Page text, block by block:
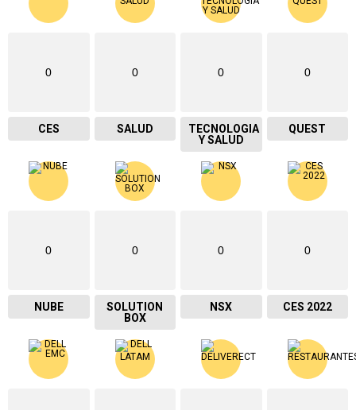
0
CES
0
SALUD
0
TECNOLOGIA
Y SALUD
0
QUEST
0
NUBE
0
SOLUTION
BOX
0
NSX
0
CES 2022